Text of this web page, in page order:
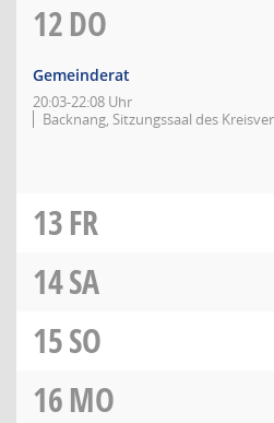
12DO
Gemeinderat
20:03-22:08 Uhr
Backnang, Sitzungssaal des
13FR
14SA
15SO
16MO